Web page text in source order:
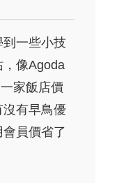
一些小技
像Agoda
家飯店價
有早鳥優
員價省了